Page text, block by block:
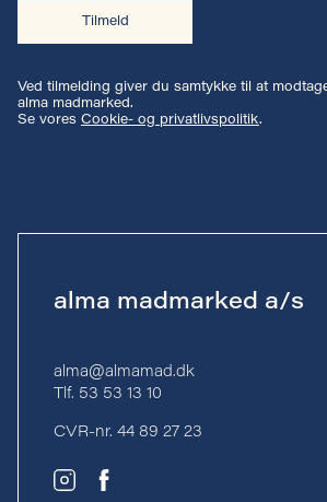
Tilmeld
Ved tilmelding giver du samtykke til at
alma madmarked.
Se vores Cookie- og privatlivspolitik.
alma madmarked a/s
alma@almamad.dk
Tlf. 53 53 13 10
CVR-nr. 44 89 27 23